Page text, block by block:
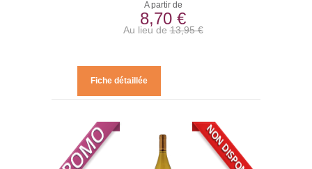
A partir de
8,70 €
Au lieu de13,95 €
Fiche détaillée